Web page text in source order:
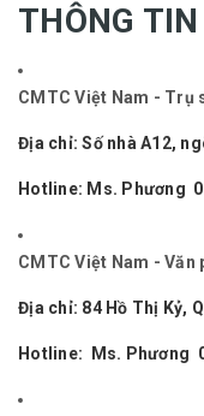
THÔNG
CMTC Việt Nam - Trụ
Địa chỉ:Số nhà A12,
Hotline: Ms. Phương
CMTC Việt Nam - Văn
Địa chỉ: 84 Hồ Thị Kỷ,
Hotline: Ms. Phương